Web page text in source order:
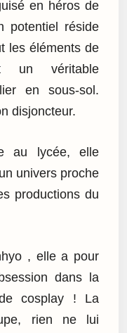
en héros de
potentiel réside
les éléments de
un véritable
en sous-sol.
disjoncteur.
au lycée, elle
univers proche
productions du
, elle a pour
dans la
cosplay ! La
rien ne lui